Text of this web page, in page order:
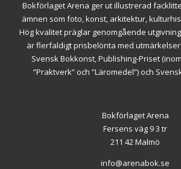
Bokförlaget Arena ger ut illustrerad
ämnen som foto, konst, arkitektur,
Hög kvalitet präglar genomgående
är flerfaldigt prisbelönta med
Svensk Bokkonst, Publishing-Priset
”Praktverk” och ”Läromedel”) och
Bokförlaget Arena
Fersens väg 9 3 tr
211 42 Malmö
info@arenabok.se